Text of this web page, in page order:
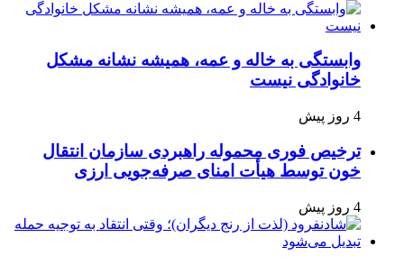
وابستگی به خاله و عمه، همیشه نشانه مشکل
خانوادگی نیست
4 روز پیش
ترخیص فوری محموله راهبردی سازمان انتقال
خون توسط هیأت امنای صرفه‌جویی ارزی
4 روز پیش